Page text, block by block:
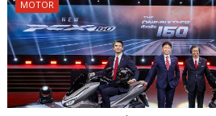
MOTOR